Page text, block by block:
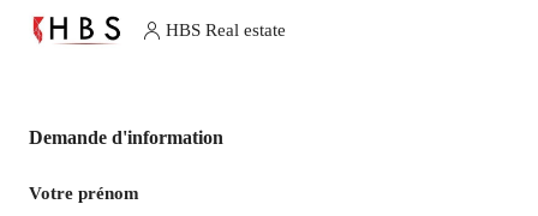
HBS Real estate
Demande d'information
Votre prénom